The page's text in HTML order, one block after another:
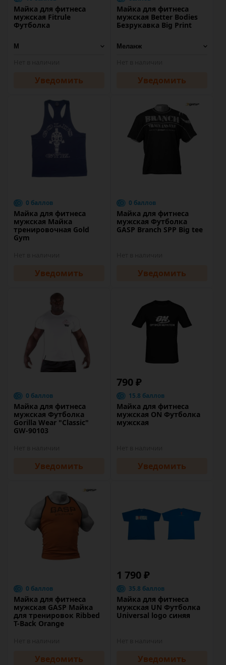
Майка для фитнеса
мужская Fitrule
Футболка
Уведомить
Майка для фитнеса
мужская Better Bodies
Безрукавка Big Print
Уведомить
0 баллов
Майка для фитнеса
мужская Майка
тренировочная Gold
Gym
Уведомить
0 баллов
Майка для фитнеса
мужская Футболка
GASP Branch SPP Big tee
Уведомить
0 баллов
Майка для фитнеса
мужская Футболка
Gorilla Wear "Classic"
GW-90103
Уведомить
790 ₽
15.8 баллов
Майка для фитнеса
мужская ON Футболка
мужская
Уведомить
0 баллов
Майка для фитнеса
мужская GASP Майка
для тренировок Ribbed
T-Back Orange
Уведомить
1 790 ₽
35.8 баллов
Майка для фитнеса
мужская UN Футболка
Universal logo синяя
Уведомить